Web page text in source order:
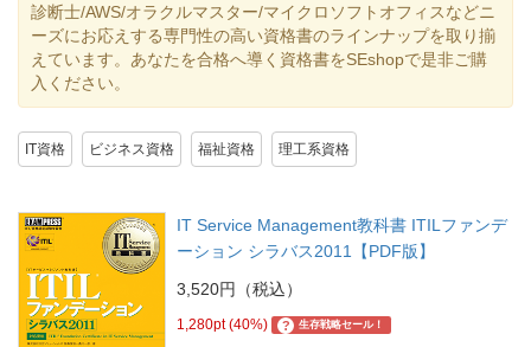
診断士/AWS/オラクルマスター/マイクロソフトオフィスなどニ
ーズにお応えする専門性の高い資格書のラインナップを取り揃
えています。あなたを合格へ導く資格書をSEshopで是非ご購
入ください。
IT資格 ビジネス資格 福祉資格 理工系資格
IT Service Management教科書 ITILファンデ
ーション シラバス2011【PDF版】
3,520円（税込）
1,280pt (40%) ? 生存戦略セール！